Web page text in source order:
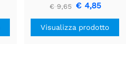
€ 9,65 € 4,85
Visualizza prodotto